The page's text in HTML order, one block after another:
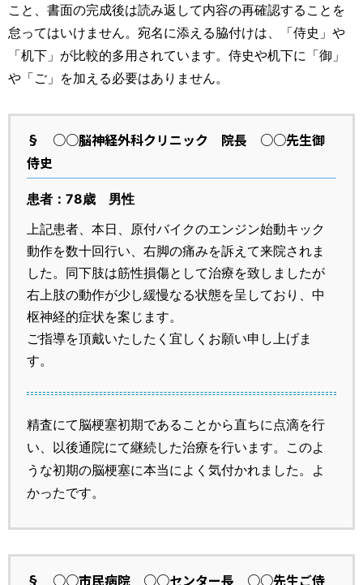
こと、書面の完成後は読み返して内容の再確認することを
怠ってはいけません。宛名に添える脇付けは、「侍史」や
「机下」が比較的多用されています。侍史や机下に「御」
や「ご」を加える必要はありません。
§ ○○脳神経外科クリニック 院長 ○○先生御
侍史
患者：78歳 男性
上記患者、本日、原付バイクのエンジン始動キック
動作を数十回行い、右脚の痛みを訴えて来院されま
した。同下肢は筋性損傷として治療を致しましたが
右上肢の動作が少し緩慢なる状態を呈しており、中
枢神経的症状を案じます。
ご指導を頂戴いたしたく宜しくお願い申し上げま
す。
精査にて脳梗塞初期であることから直ちに点滴を行
い、以後通院にて継続した治療を行います。このよ
うな初期の脳梗塞に本当によく気付かれました。よ
かったです。
§ ○○市民病院 ○○センター長 ○○先生ご侍